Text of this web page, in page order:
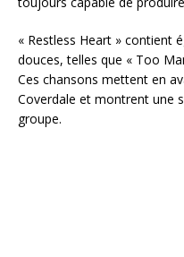
« Restless Heart » contient
douces, telles que « Too
Ces chansons mettent en
Coverdale et montrent une
groupe.